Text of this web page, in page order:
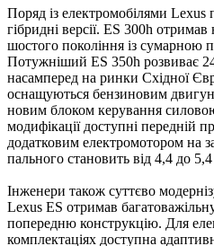
Поряд із електромобілями
гібридні версії. ES 300h
шостого покоління із сумарною
Потужніший ES 350h розвиває
насамперед на ринки Східної
оснащуються бензиновим
новим блоком керування
модифікації доступні передній
додатковим електромотором на
пального становить від 4,4 до
Інженери також суттєво
Lexus ES отримав
попередню конструкцію. Для
комплектаціях доступна